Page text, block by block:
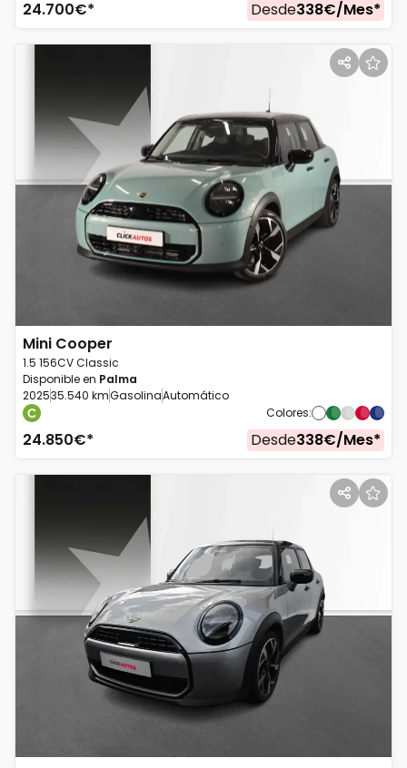
24.700€* Desde338€/Mes*
Mini Cooper
1.5 156CV Classic
Disponible en Palma
202535.540 kmGasolinaAutomático
Colores:
24.850€* Desde338€/Mes*